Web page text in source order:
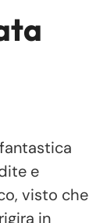
e
visto che
in